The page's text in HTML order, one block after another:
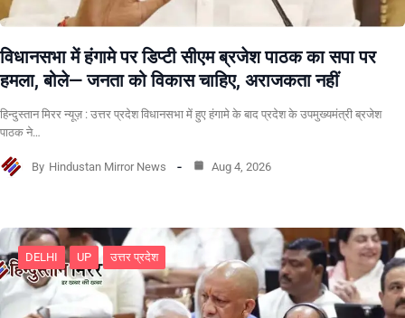
विधानसभा में हंगामे पर डिप्टी सीएम ब्रजेश पाठक का सपा पर
हमला, बोले— जनता को विकास चाहिए, अराजकता नहीं
हिन्दुस्तान मिरर न्यूज़ : उत्तर प्रदेश विधानसभा में हुए हंगामे के बाद प्रदेश के उपमुख्यमंत्री ब्रजेश
पाठक ने…
By Hindustan Mirror News Aug 4, 2026
DELHI UP उत्तर प्रदेश